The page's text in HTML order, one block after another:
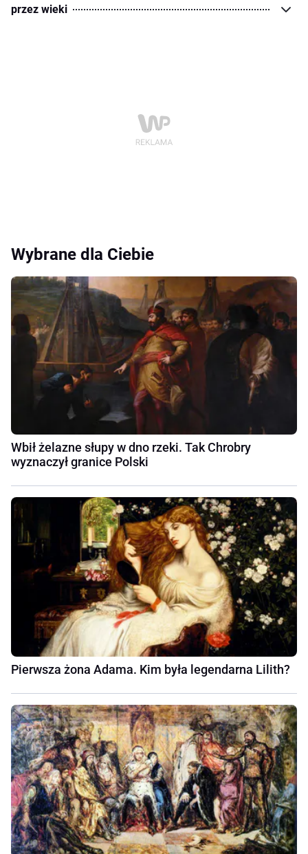
przez wieki
Wybrane dla Ciebie
Wbił żelazne słupy w dno rzeki. Tak Chrobry
wyznaczył granice Polski
Pierwsza żona Adama. Kim była legendarna Lilith?